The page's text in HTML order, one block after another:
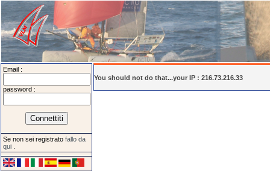
Email :
password :
Se non sei registrato fallo da
qui
You should not do that...your IP : 216.73.216.33